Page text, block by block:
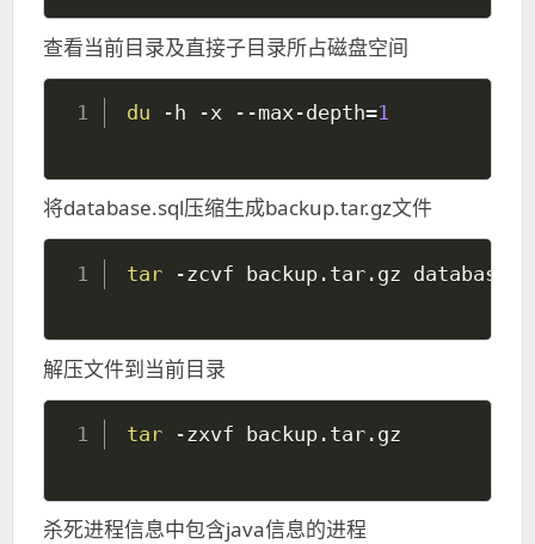
查看当前目录及直接子目录所占磁盘空间
du -h -x --max-depth=1
将database.sql压缩生成backup.tar.gz文件
tar
解压文件到当前目录
tar
杀死进程信息中包含java信息的进程